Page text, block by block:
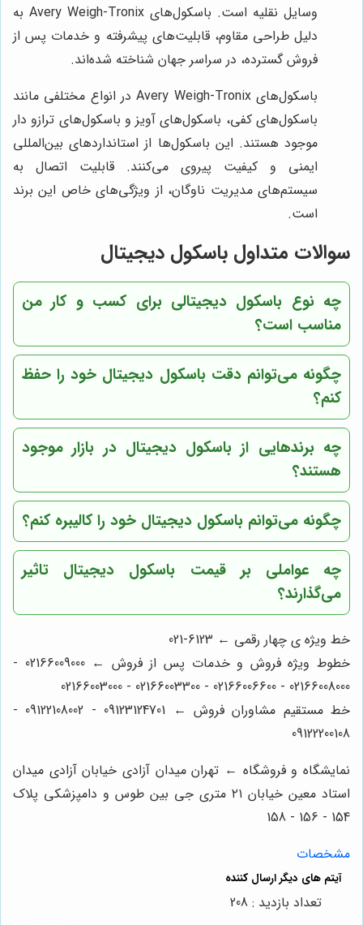
وسایل نقلیه است. باسکول‌های Avery Weigh-Tronix به
دلیل طراحی مقاوم، قابلیت‌های پیشرفته و خدمات پس از
فروش گسترده، در سراسر جهان شناخته شده‌اند.
باسکول‌های Avery Weigh-Tronix در انواع مختلفی مانند
باسکول‌های کفی، باسکول‌های آویز و باسکول‌های ترازو دار
موجود هستند. این باسکول‌ها از استانداردهای بین‌المللی
ایمنی و کیفیت پیروی می‌کنند. قابلیت اتصال به
سیستم‌های مدیریت ناوگان، از ویژگی‌های خاص این برند
است.
سوالات متداول باسکول دیجیتال
چه نوع باسکول دیجیتالی برای کسب و کار من
مناسب است؟
چگونه می‌توانم دقت باسکول دیجیتال خود را حفظ
کنم؟
چه برندهایی از باسکول دیجیتال در بازار موجود
هستند؟
چگونه می‌توانم باسکول دیجیتال خود را کالیبره کنم؟
چه عواملی بر قیمت باسکول دیجیتال تاثیر
می‌گذارند؟
خط ویژه ی چهار رقمی ← 6123-021
خطوط ویژه فروش و خدمات پس از فروش ← 02166009000 -
02166008000 - 02166006600 - 02166003300 - 02166003000
خط مستقیم مشاوران فروش ← 09123124701 - 09122108002 -
09122200108
نمایشگاه و فروشگاه ← تهران میدان آزادی خیابان آزادی میدان
استاد معین خیابان ۲۱ متری جی بین طوس و دامپزشکی پلاک
154 - 156 - 158
مشخصات
تعداد بازدید : 208